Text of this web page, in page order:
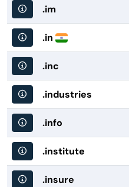
.im
.in
.inc
.industries
.info
.institute
.insure